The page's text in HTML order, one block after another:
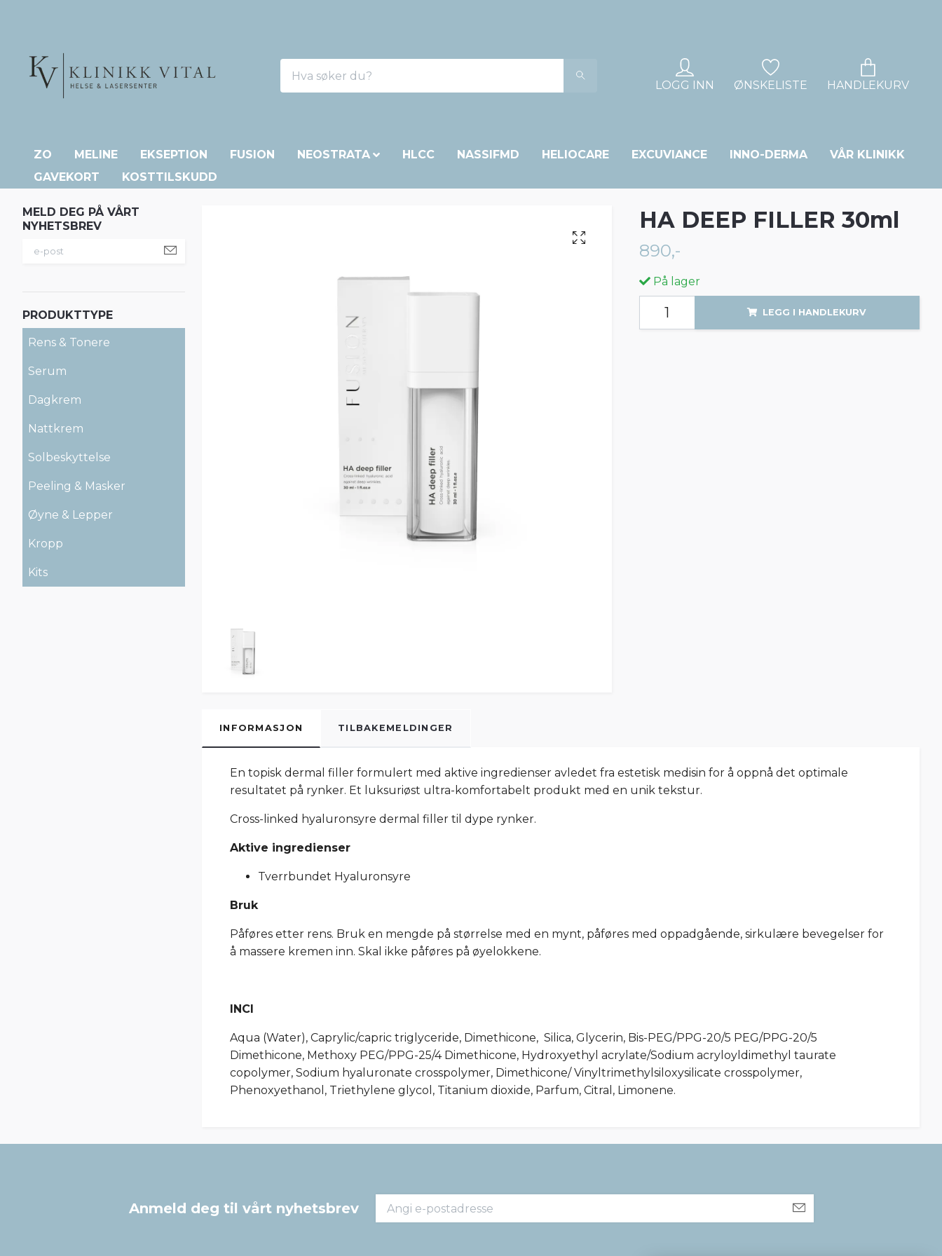
LOGG INN ØNSKELISTE HANDLEKURV
ZO MELINE EKSEPTION FUSION NEOSTRATA HLCC NASSIFMD HELIOCARE EXCUVIANCE INNO-DERMA
VÅR KLINIKK
GAVEKORT
KOSTTILSKUDD
MELD DEG PÅ VÅRT
NYHETSBREV
PRODUKTTYPE
Rens & Tonere
Serum
Dagkrem
Nattkrem
Solbeskyttelse
Peeling & Masker
Øyne & Lepper
Kropp
Kits
HA DEEP FILLER 30ml
890,-
På lager
LEGG I HANDLEKURV
INFORMASJON TILBAKEMELDINGER
En topisk dermal filler formulert med aktive ingredienser avledet fra estetisk medisin for å oppnå det optimale
resultatet på rynker. Et luksuriøst ultra-komfortabelt produkt med en unik tekstur.
Cross-linked hyaluronsyre dermal filler til dype rynker.
Aktive ingredienser
Tverrbundet Hyaluronsyre
Bruk
Påføres etter rens. Bruk en mengde på størrelse med en mynt, påføres med oppadgående, sirkulære bevegelser for
å massere kremen inn. Skal ikke påføres på øyelokkene.
INCI
Aqua (Water), Caprylic/capric triglyceride, Dimethicone, Silica, Glycerin, Bis-PEG/PPG-20/5 PEG/PPG-20/5
Dimethicone, Methoxy PEG/PPG-25/4 Dimethicone, Hydroxyethyl acrylate/Sodium acryloyldimethyl taurate
copolymer, Sodium hyaluronate crosspolymer, Dimethicone/ Vinyltrimethylsiloxysilicate crosspolymer,
Phenoxyethanol, Triethylene glycol, Titanium dioxide, Parfum, Citral, Limonene.
Anmeld deg til vårt nyhetsbrev